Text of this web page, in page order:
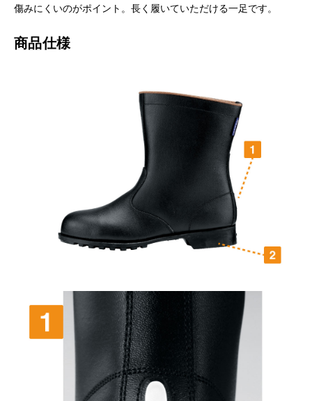
傷みにくいのがポイント。長く履いていただける一足です。
商品仕様